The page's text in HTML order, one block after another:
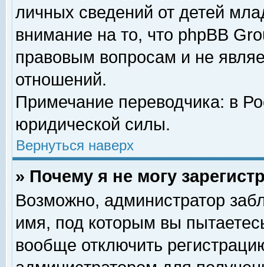
личных сведений от детей
внимание на то, что phpBB
правовым вопросам и не
отношений.
Примечание переводчика: в
юридической силы.
Вернуться наверх
» Почему я не могу
Возможно, администратор
имя, под которым вы
вообще отключить